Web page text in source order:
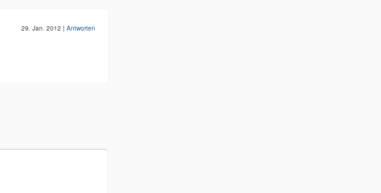
29. Jan. 2012 | Antworten